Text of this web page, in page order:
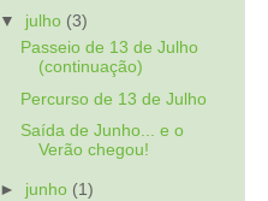
▼ julho (3)
Passeio de 13 de Julho
(continuação)
Percurso de 13 de Julho
Saída de Junho... e o
Verão chegou!
► junho (1)